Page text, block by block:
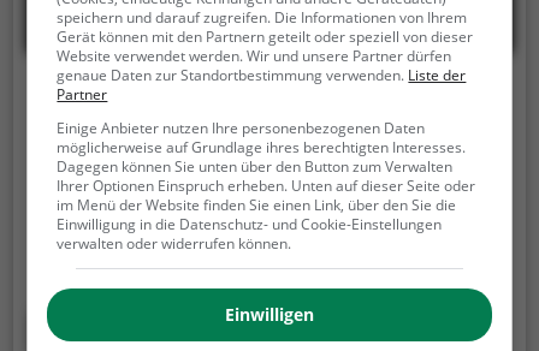
VISTORY ERLEBNIS­MUSEUM - 8D KINO
Hoher Weg 5, 38640 Goslar
Feuer, Wasser, Wind, Nebel, Schnee in einem Full-
Motion-Sessel hautnah erleben! Unser Ziel ist es
nicht, euch einfach ein Kapitel aus einem
Geschichtsbuch vorzulesen… Nein – wir möchten
lieber eine Epoche kaiserlichen Ausmaßes
gemeinsam mit euch real erleben.
Mehr erfahren
speichern und darauf zugreifen. Die Informationen von Ihrem
Gerät können mit den Partnern geteilt oder speziell von dieser
Website verwendet werden. Wir und unsere Partner dürfen
genaue Daten zur Standortbestimmung verwenden. Liste der
Partner
Einige Anbieter nutzen Ihre personenbezogenen Daten
möglicherweise auf Grundlage ihres berechtigten Interesses.
Dagegen können Sie unten über den Button zum Verwalten
Ihrer Optionen Einspruch erheben. Unten auf dieser Seite oder
im Menü der Website finden Sie einen Link, über den Sie die
Einwilligung in die Datenschutz- und Cookie-Einstellungen
verwalten oder widerrufen können.
Einwilligen